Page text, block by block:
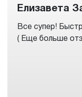
Елизавета
Все супер!
( Еще больше